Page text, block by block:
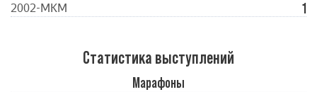
2002-МКМ 1
Статистика выступлений
Марафоны